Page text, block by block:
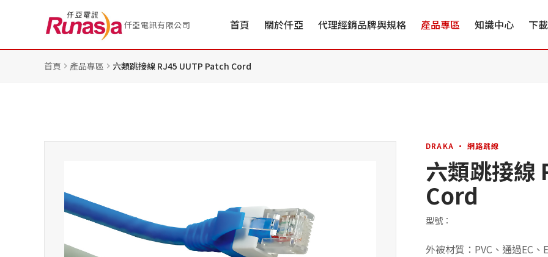
仟亞電訊有限公司 首頁 關於仟亞 代理經銷品牌與規格 產品專區 知識中心 下
首頁 產品專區 六類跳接線 RJ45 UUTP Patch Cord
DRAKA · 網路跳線
六類跳接線
Cord
型號：
外被材質：PVC、通過EC